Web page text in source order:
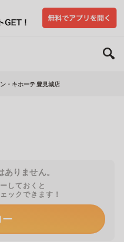
・キホーテ 豊見城店
りません。
しておくと
ックできます！
ー